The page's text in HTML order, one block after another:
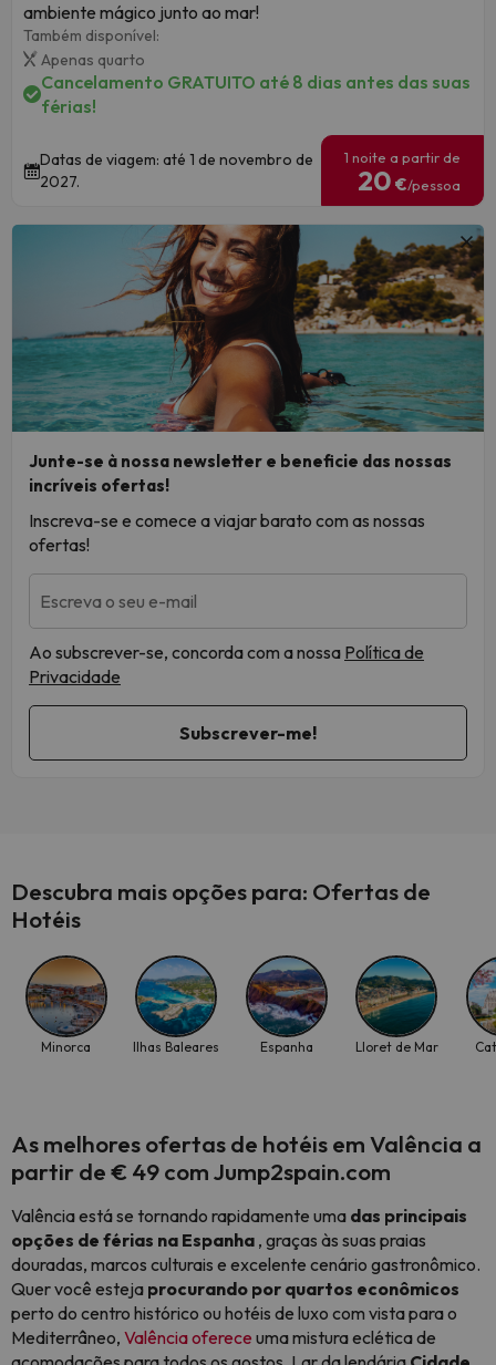
ambiente mágico junto ao mar!
Também disponível:
Apenas quarto
Cancelamento GRATUITO até 8 dias antes das suas
férias!
Datas de viagem: até 1 de novembro de
2027.
1 noite a partir de
20 €/pessoa
Junte-se à nossa newsletter e beneficie das nossas
incríveis ofertas!
Inscreva-se e comece a viajar barato com as nossas
ofertas!
Escreva o seu e-mail
Ao subscrever-se, concorda com a nossa Política de
Privacidade
Descubra mais opções para: Ofertas de
Hotéis
Minorca Ilhas Baleares Espanha Lloret de Mar
As melhores ofertas de hotéis em Valência a
partir de € 49 com Jump2spain.com
Valência está se tornando rapidamente uma das principais
opções de férias na Espanha , graças às suas praias
douradas, marcos culturais e excelente cenário gastronômico.
Quer você esteja procurando por quartos econômicos
perto do centro histórico ou hotéis de luxo com vista para o
Mediterrâneo, Valência oferece uma mistura eclética de